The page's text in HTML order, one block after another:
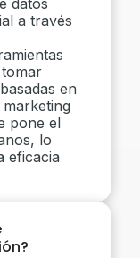
a través
en
pone el
lo
eficacia